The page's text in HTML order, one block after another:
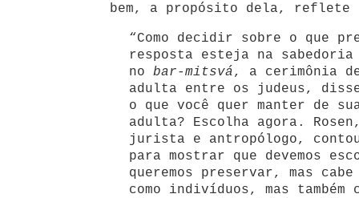
bem, a propósito dela, reflete
“Como decidir sobre o que
resposta esteja na sabedoria
no bar-mitsvá, a cerimônia
adulta entre os judeus, disse
o que você quer manter de
adulta? Escolha agora.
jurista e antropólogo,
para mostrar que devemos
queremos preservar, mas
como indivíduos, mas também